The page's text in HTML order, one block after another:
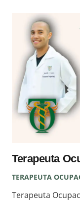
Terapeuta
TERAPEUTA
Terapeuta